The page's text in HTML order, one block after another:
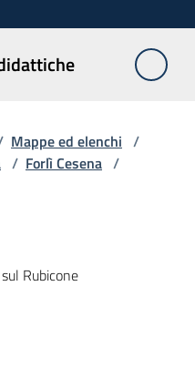
Mappe ed elenchi /
/ Forlì Cesena /
Rubicone